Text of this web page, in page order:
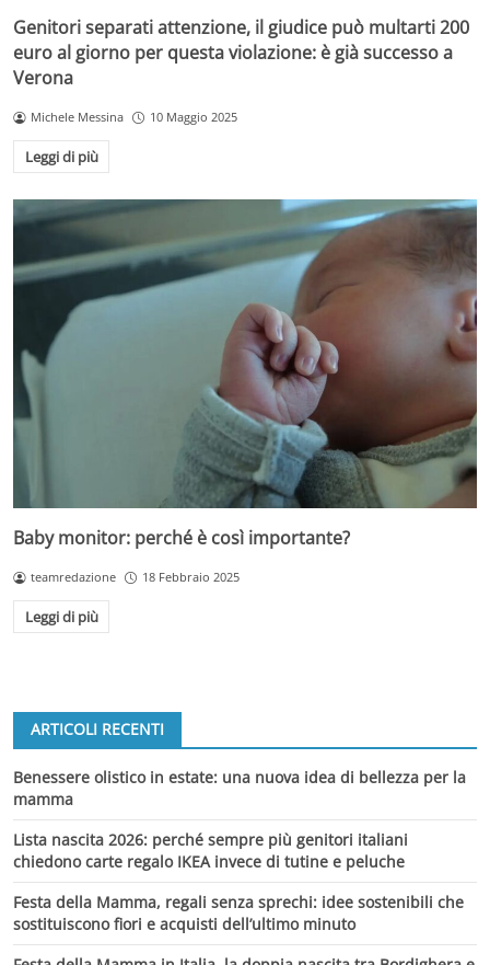
Genitori separati attenzione, il giudice può multarti 200
euro al giorno per questa violazione: è già successo a
Verona
Michele Messina 10 Maggio 2025
Leggi di più
Baby monitor: perché è così importante?
teamredazione 18 Febbraio 2025
Leggi di più
ARTICOLI RECENTI
Benessere olistico in estate: una nuova idea di bellezza per la
mamma
Lista nascita 2026: perché sempre più genitori italiani
chiedono carte regalo IKEA invece di tutine e peluche
Festa della Mamma, regali senza sprechi: idee sostenibili che
sostituiscono fiori e acquisti dell’ultimo minuto